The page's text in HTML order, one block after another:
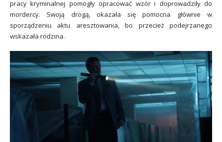
pracy kryminalnej pomogły opracować wzór i doprowadziły do
mordercy. Swoją drogą, okazała się pomocna głównie w
sporządzeniu aktu aresztowania, bo przecież podejrzanego
wskazała rodzina.